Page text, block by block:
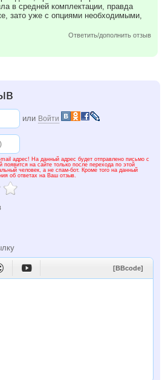
в средней комплектации, правда
зато уже с опциями необходимыми,
Ответить/дополнить отзыв
или Войти
адрес! На данный адрес будет отправлено письмо с
появится на сайте только после перехода по этой
человек, а не спам-бот. Кроме того на данный
об ответах на Ваш отзыв.
 [BBcode]